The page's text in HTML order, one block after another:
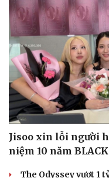
Văn hóa
Sân khấu - Điện ảnh
Văn học
Âm nhạc
Di sản
Jisoo xin lỗi người
niệm 10 năm
The Odyssey vượt 1